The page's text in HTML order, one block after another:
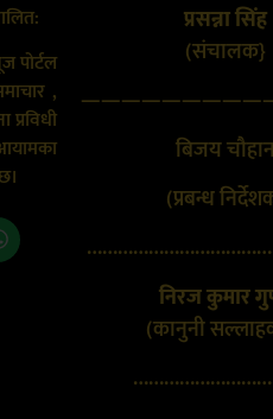
पोर्टल
,
प्रसन्ना सिंह
(संचालक}
बिजय
(प्रबन्ध
निरज कुमार
(कानुनी